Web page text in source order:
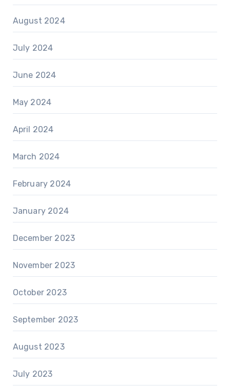
August 2024
July 2024
June 2024
May 2024
April 2024
March 2024
February 2024
January 2024
December 2023
November 2023
October 2023
September 2023
August 2023
July 2023